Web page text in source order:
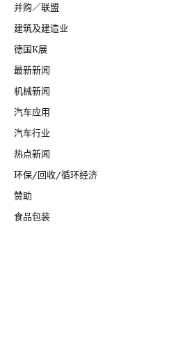
并购／联盟
建筑及建造业
德国K展
最新新闻
机械新闻
汽车应用
汽车行业
热点新闻
环保/回收/循环经济
赞助
食品包装